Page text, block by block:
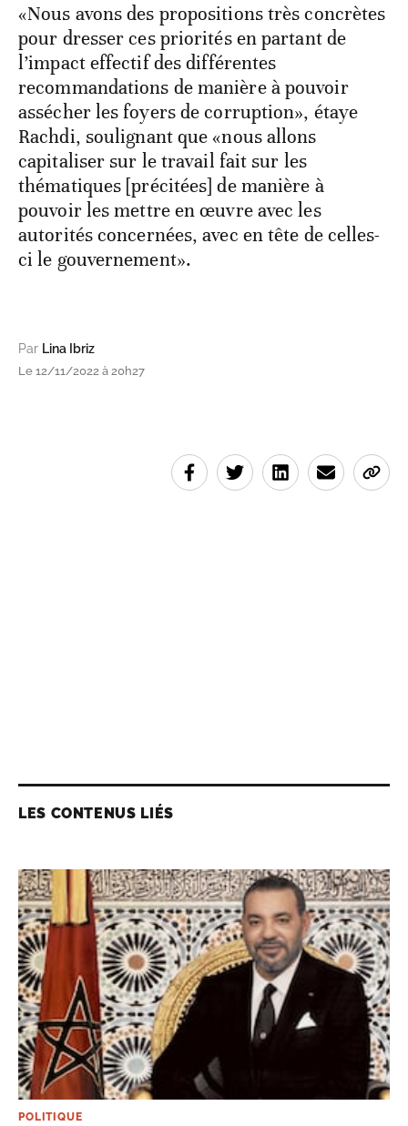
«Nous avons des propositions très concrètes
pour dresser ces priorités en partant de
l’impact effectif des différentes
recommandations de manière à pouvoir
assécher les foyers de corruption», étaye
Rachdi, soulignant que «nous allons
capitaliser sur le travail fait sur les
thématiques [précitées] de manière à
pouvoir les mettre en œuvre avec les
autorités concernées, avec en tête de celles-
ci le gouvernement».
Par Lina Ibriz
Le 12/11/2022 à 20h27
LES CONTENUS LIÉS
POLITIQUE